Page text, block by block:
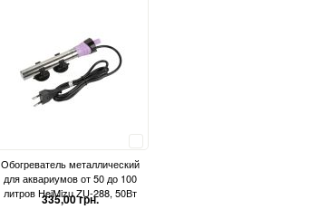
Обогреватель металлический
для аквариумов от 50 до 100
литров HeiMizu ZU-288, 50Вт
335,00 грн.